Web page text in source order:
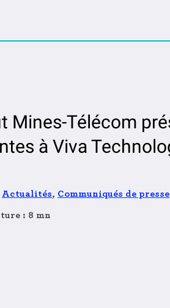
Mines-Télécom
à Viva
Actualités, Communiqués de presse
: 8 mn